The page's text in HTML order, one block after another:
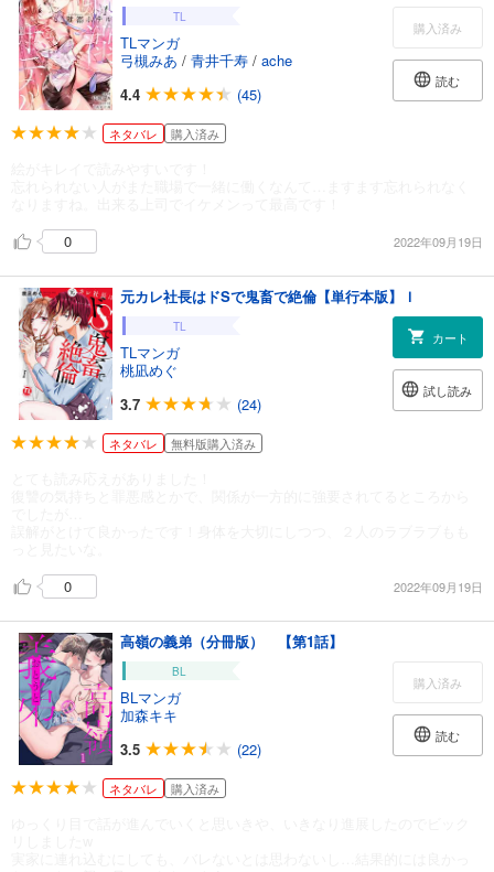
TL
TLマンガ
弓槻みあ / 青井千寿 / ache
4.4
(45)
購入済み
読む
ネタバレ 購入済み
0
2022年09月19日
元カレ社長はドSで鬼畜で絶倫【単行本版】Ｉ
TL
TLマンガ
桃凪めぐ
3.7
(24)
カート
試し読み
ネタバレ 無料版購入済み
0
2022年09月19日
高嶺の義弟（分冊版） 【第1話】
BL
BLマンガ
加森キキ
3.5
(22)
購入済み
読む
ネタバレ 購入済み